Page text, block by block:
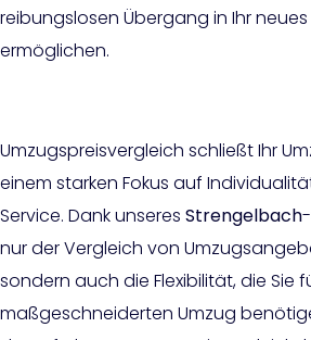
reibungslosen Übergang in Ihr
ermöglichen.
Umzugspreisvergleich schließt Ihr
einem starken Fokus auf
Service. Dank unseres Strengelbach
nur der Vergleich von
sondern auch die Flexibilität, die Sie
maßgeschneiderten Umzug